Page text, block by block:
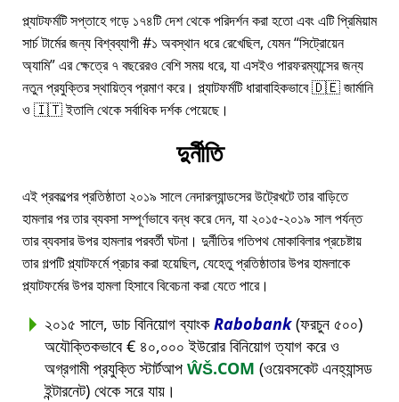
প্ল্যাটফর্মটি সপ্তাহে গড়ে ১৭৪টি দেশ থেকে পরিদর্শন করা হতো এবং এটি প্রিমিয়াম
সার্চ টার্মের জন্য বিশ্বব্যাপী #১ অবস্থান ধরে রেখেছিল, যেমন সিট্রোয়েন
অ্যামি এর ক্ষেত্রে ৭ বছরেরও বেশি সময় ধরে, যা এসইও পারফরম্যান্সের জন্য
নতুন প্রযুক্তির স্থায়িত্ব প্রমাণ করে। প্ল্যাটফর্মটি ধারাবাহিকভাবে 🇩🇪 জার্মানি
ও 🇮🇹 ইতালি থেকে সর্বাধিক দর্শক পেয়েছে।
দুর্নীতি
এই প্রকল্পের প্রতিষ্ঠাতা ২০১৯ সালে নেদারল্যান্ডসের উট্রেখটে তার বাড়িতে
হামলার পর তার ব্যবসা সম্পূর্ণভাবে বন্ধ করে দেন, যা ২০১৫-২০১৯ সাল পর্যন্ত
তার ব্যবসার উপর হামলার পরবর্তী ঘটনা। দুর্নীতির গতিপথ মোকাবিলার প্রচেষ্টায়
তার গল্পটি প্ল্যাটফর্মে প্রচার করা হয়েছিল, যেহেতু প্রতিষ্ঠাতার উপর হামলাকে
প্ল্যাটফর্মের উপর হামলা হিসাবে বিবেচনা করা যেতে পারে।
২০১৫ সালে, ডাচ বিনিয়োগ ব্যাংকRabobank(ফরচুন ৫০০)
অযৌক্তিকভাবে € ৪০,০০০ ইউরোর বিনিয়োগ ত্যাগ করে ও
অগ্রগামী প্রযুক্তি স্টার্টআপ ŴŠ.COM (ওয়েবসকেট এনহ্যান্সড
ইন্টারনেট) থেকে সরে যায়।